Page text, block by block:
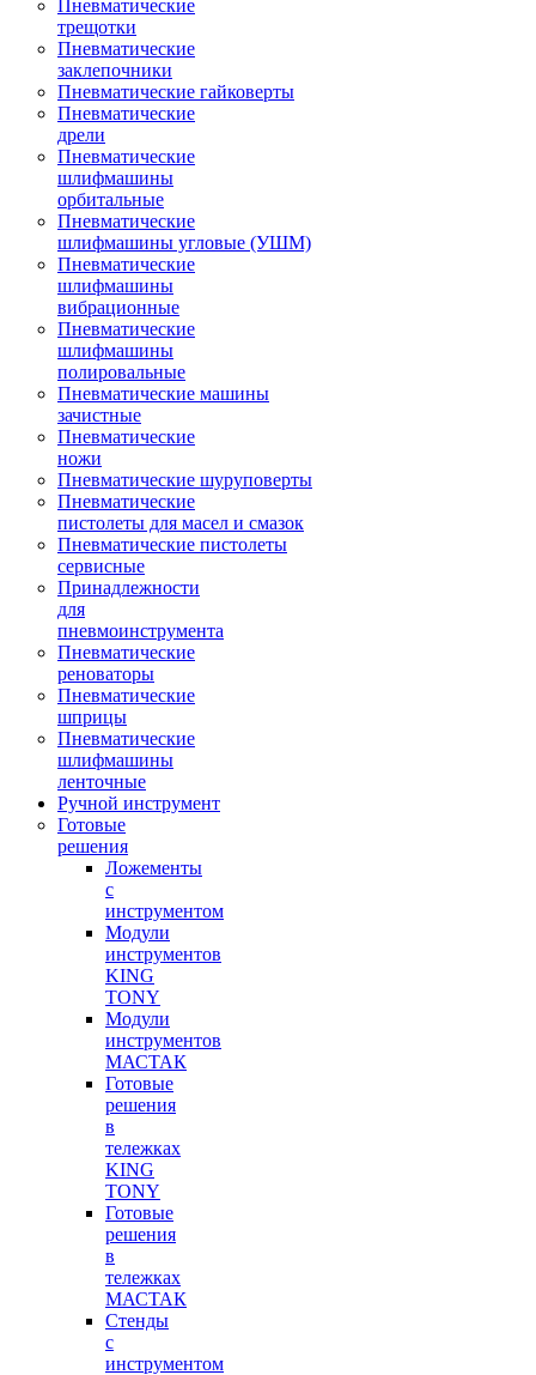
Пневматические
трещотки
Пневматические
заклепочники
Пневматические гайковерты
Пневматические
дрели
Пневматические
шлифмашины
орбитальные
Пневматические
шлифмашины угловые (УШМ)
Пневматические
шлифмашины
вибрационные
Пневматические
шлифмашины
полировальные
Пневматические машины
зачистные
Пневматические
ножи
Пневматические шуруповерты
Пневматические
пистолеты для масел и смазок
Пневматические пистолеты
сервисные
Принадлежности
для
пневмоинструмента
Пневматические
реноваторы
Пневматические
шприцы
Пневматические
шлифмашины
ленточные
Ручной инструмент
Готовые
решения
Ложементы
с
инструментом
Модули
инструментов
KING
TONY
Модули
инструментов
МАСТАК
Готовые
решения
в
тележках
KING
TONY
Готовые
решения
в
тележках
МАСТАК
Стенды
с
инструментом